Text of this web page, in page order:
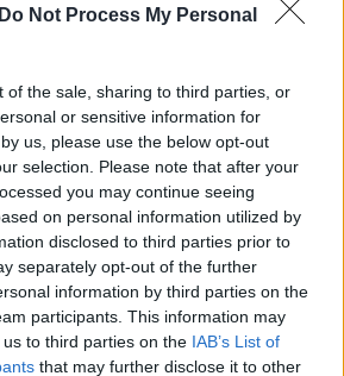
Do Not Process My Personal
of the sale, sharing to third parties, or
or sensitive information for
us, please use the below opt-out
selection. Please note that after your
you may continue seeing
on personal information utilized by
disclosed to third parties prior to
separately opt-out of the further
information by third parties on the
participants. This information may
to third parties on the IAB’s List of
that may further disclose it to other